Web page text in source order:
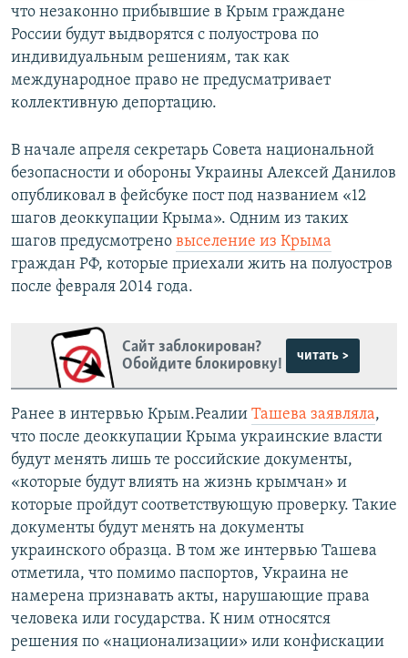
что незаконно прибывшие в Крым граждане
России будут выдворятся с полуострова по
индивидуальным решениям, так как
международное право не предусматривает
коллективную депортацию.
В начале апреля секретарь Совета национальной
безопасности и обороны Украины Алексей Данилов
опубликовал в фейсбуке пост под названием «12
шагов деоккупации Крыма». Одним из таких
шагов предусмотрено выселение из Крыма
граждан РФ, которые приехали жить на полуостров
после февраля 2014 года.
Сайт заблокирован?
Обойдите блокировку!
читать >
Ранее в интервью Крым.Реалии Ташева заявляла,
что после деоккупации Крыма украинские власти
будут менять лишь те российские документы,
«которые будут влиять на жизнь крымчан» и
которые пройдут соответствующую проверку. Такие
документы будут менять на документы
украинского образца. В том же интервью Ташева
отметила, что помимо паспортов, Украина не
намерена признавать акты, нарушающие права
человека или государства. К ним относятся
решения по «национализации» или конфискации